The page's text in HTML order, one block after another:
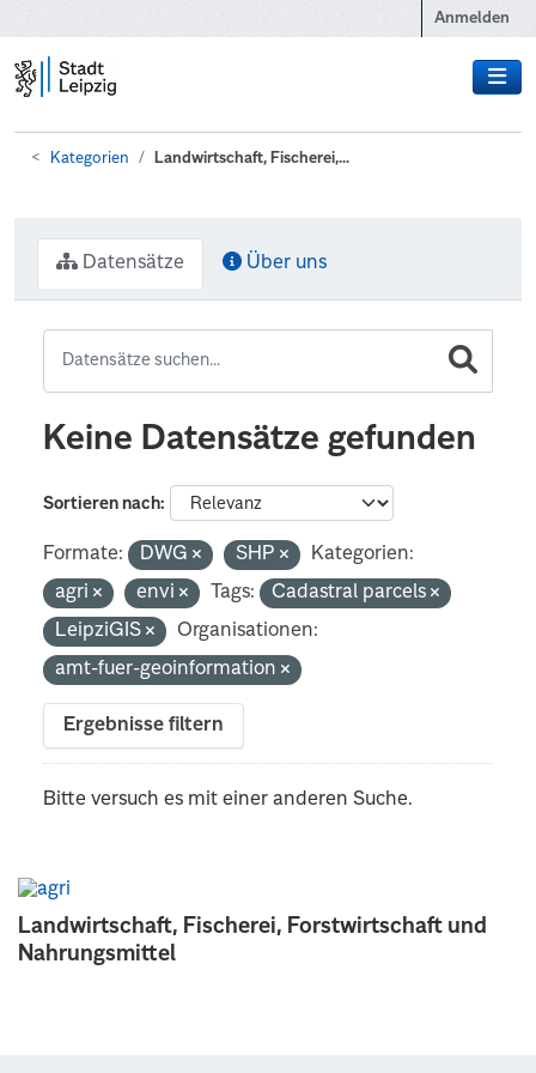
Anmelden
Kategorien Landwirtschaft, Fischerei,...
Landwirtschaft, Fischerei, Forstwirtschaft und
Nahrungsmittel
Datensätze Über uns
Keine Datensätze gefunden
Sortieren nach
Formate: DWG SHP
Kategorien:
agri
envi Tags:
Cadastral parcels
LeipziGIS
Organisationen:
amt-fuer-geoinformation
Ergebnisse filtern
Bitte versuch es mit einer anderen Suche.